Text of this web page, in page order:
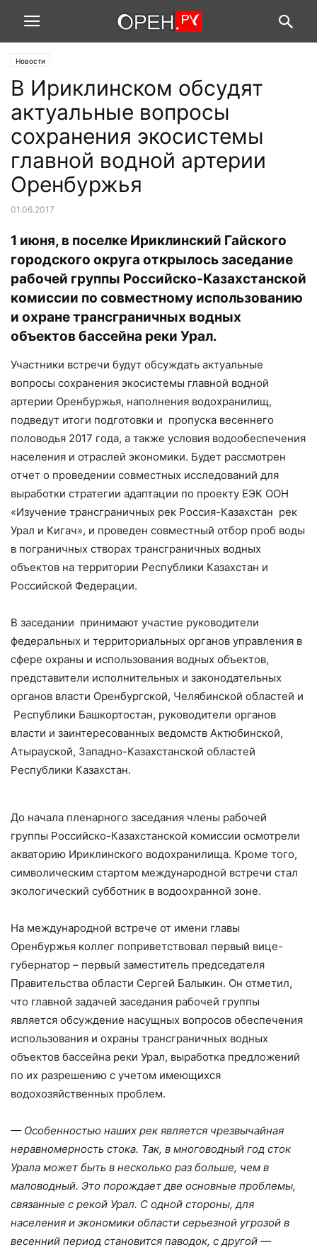
Новости
В Ириклинском обсудят
актуальные вопросы
сохранения экосистемы
главной водной артерии
Оренбуржья
01.06.2017
1 июня, в поселке Ириклинский Гайского
городского округа открылось заседание
рабочей группы Российско-Казахстанской
комиссии по совместному использованию
и охране трансграничных водных
объектов бассейна реки Урал.
Участники встречи будут обсуждать актуальные
вопросы сохранения экосистемы главной водной
артерии Оренбуржья, наполнения водохранилищ,
подведут итоги подготовки и пропуска весеннего
половодья 2017 года, а также условия водообеспечения
населения и отраслей экономики. Будет рассмотрен
отчет о проведении совместных исследований для
выработки стратегии адаптации по проекту ЕЭК ООН
«Изучение трансграничных рек Россия-Казахстан рек
Урал и Кигач», и проведен совместный отбор проб воды
в пограничных створах трансграничных водных
объектов на территории Республики Казахстан и
Российской Федерации.
В заседании принимают участие руководители
федеральных и территориальных органов управления в
сфере охраны и использования водных объектов,
представители исполнительных и законодательных
органов власти Оренбургской, Челябинской областей и
Республики Башкортостан, руководители органов
власти и заинтересованных ведомств Актюбинской,
Атырауской, Западно-Казахстанской областей
Республики Казахстан.
До начала пленарного заседания члены рабочей
группы Российско-Казахстанской комиссии осмотрели
акваторию Ириклинского водохранилища. Кроме того,
символическим стартом международной встречи стал
экологический субботник в водоохранной зоне.
На международной встрече от имени главы
Оренбуржья коллег поприветствовал первый вице-
губернатор – первый заместитель председателя
Правительства области Сергей Балыкин. Он отметил,
что главной задачей заседания рабочей группы
является обсуждение насущных вопросов обеспечения
использования и охраны трансграничных водных
объектов бассейна реки Урал, выработка предложений
по их разрешению с учетом имеющихся
водохозяйственных проблем.
— Особенностью наших рек является чрезвычайная
неравномерность стока. Так, в многоводный год сток
Урала может быть в несколько раз больше, чем в
маловодный. Это порождает две основные проблемы,
связанные с рекой Урал. С одной стороны, для
населения и экономики области серьезной угрозой в
весенний период становится паводок, с другой —